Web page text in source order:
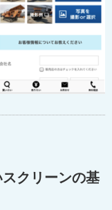
クリーンの基